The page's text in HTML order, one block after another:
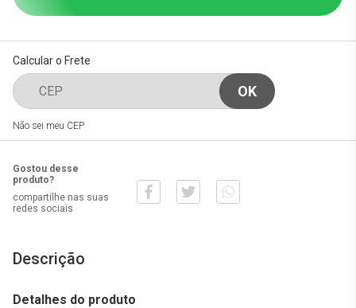
Calcular o Frete
Não sei meu CEP
Gostou desse
produto?
compartilhe nas suas
redes sociais
Descrição
Detalhes do produto